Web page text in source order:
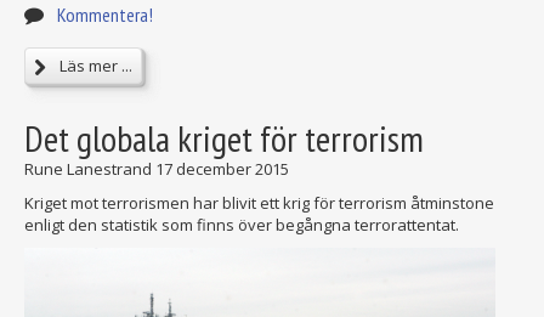
Kommentera!
Läs mer ...
Det globala kriget för terrorism
Rune Lanestrand 17 december 2015
Kriget mot terrorismen har blivit ett krig för terrorism åtminstone
enligt den statistik som finns över begångna terrorattentat.